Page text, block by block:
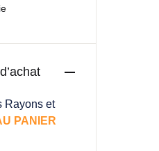
Rayons et
PANIER